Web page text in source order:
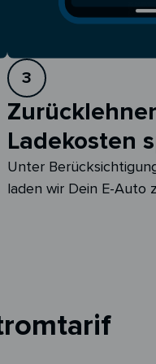
3
Ladekosten
Unter
laden wir Dein E-Auto